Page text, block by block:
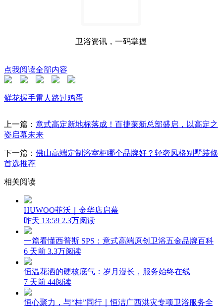
卫浴资讯，一码掌握
点我阅读全部内容
鲜花握手雷人路过鸡蛋
上一篇： 意式高定新地标落成！百捷莱新总部盛启，以高定之
姿启幕未来
下一篇： 佛山高端定制浴室柜哪个品牌好？轻奢风格别墅装修
首选推荐
相关阅读
HUWOO菲沃｜金华店启幕
昨天 13:59 2.3万阅读
一篇看懂西普斯 SPS：意式高端原创卫浴五金品牌百科
6 天前 3.3万阅读
恒温花洒的硬核底气：岁月漫长，服务始终在线
7 天前 44阅读
恒心聚力，与“桂”同行｜恒洁广西洪灾专项卫浴服务全